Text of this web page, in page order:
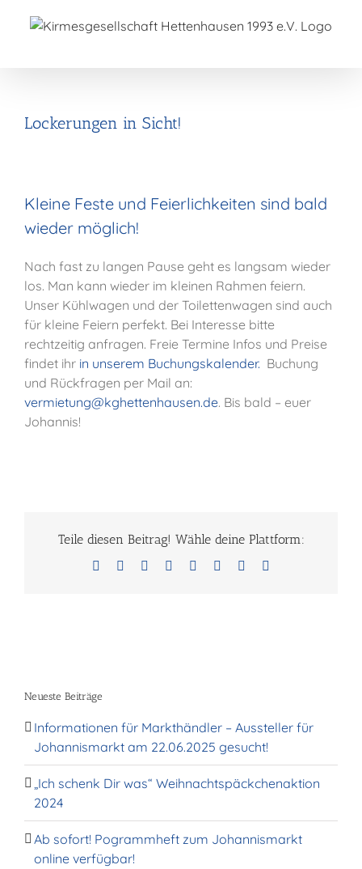
Inhalt
Lockerungen in Sicht!
Kleine Feste und Feierlichkeiten sind bald
wieder möglich!
Nach fast zu langen Pause geht es langsam wieder
los. Man kann wieder im kleinen Rahmen feiern.
Unser Kühlwagen und der Toilettenwagen sind auch
für kleine Feiern perfekt. Bei Interesse bitte
rechtzeitig anfragen. Freie Termine Infos und Preise
findet ihr in unserem Buchungskalender. Buchung
und Rückfragen per Mail an:
vermietung@kghettenhausen.de. Bis bald – euer
Johannis!
Teile diesen Beitrag! Wähle deine Plattform:
Facebook Reddit LinkedIn
TumblrPinterest
Neueste Beiträge
Informationen für Markthändler – Aussteller für
Johannismarkt am 22.06.2025 gesucht!
„Ich schenk Dir was“ Weihnachtspäckchenaktion
2024
Ab sofort! Pogrammheft zum Johannismarkt
online verfügbar!